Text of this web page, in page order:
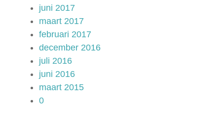
juni 2017
maart 2017
februari 2017
december 2016
juli 2016
juni 2016
maart 2015
0